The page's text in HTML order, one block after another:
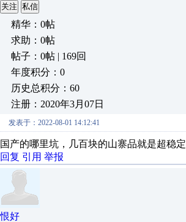
关注 私信
精华：0帖
求助：0帖
帖子：0帖 | 169回
年度积分：0
历史总积分：60
注册：2020年3月07日
发表于：2022-08-01 14:12:41
国产的哪里坑，几百块的山寨品就是超稳定
回复 引用 举报
恨好